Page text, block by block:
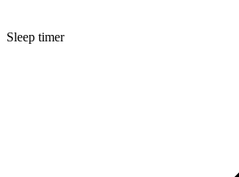
Sleep timer